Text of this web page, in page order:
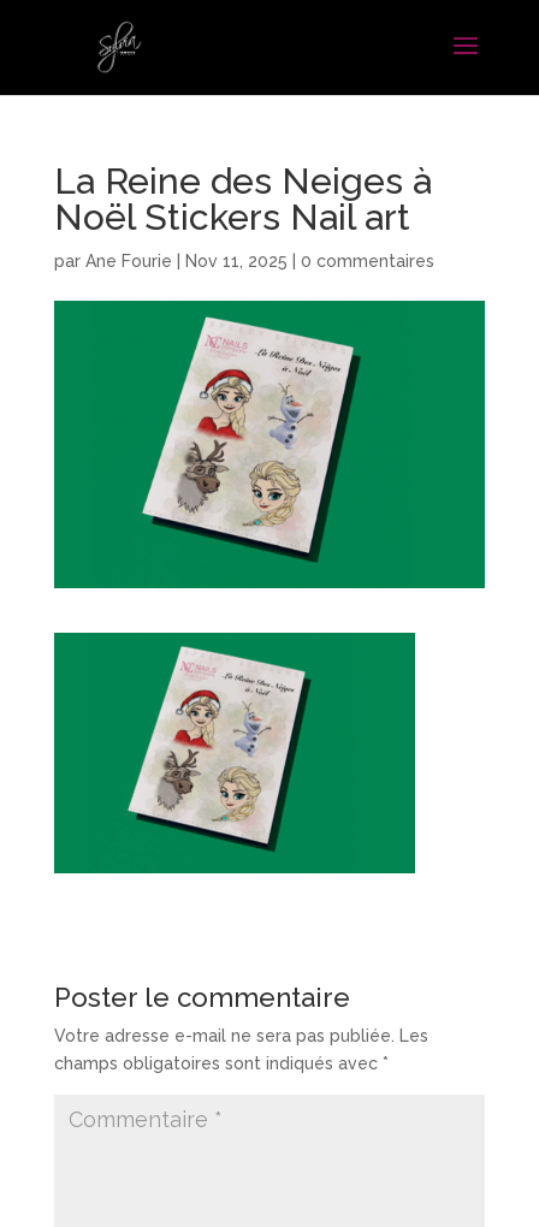
La Reine des Neiges à
Noël Stickers Nail art
par Ane Fourie Nov 11, 2025 0 commentaires
Poster le commentaire
Votre adresse e-mail ne sera pas publiée.
Les
champs obligatoires sont indiqués avec *